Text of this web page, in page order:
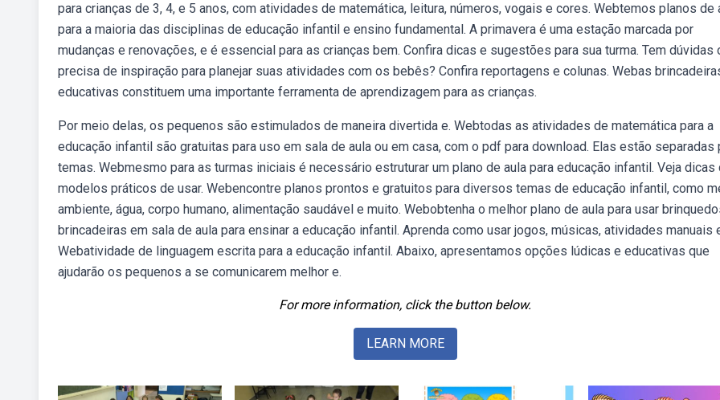
para crianças de 3, 4, e 5 anos, com atividades de matemática, leitura, números, vogais e cores. Webtemos planos de
para a maioria das disciplinas de educação infantil e ensino fundamental. A primavera é uma estação marcada por
mudanças e renovações, e é essencial para as crianças bem. Confira dicas e sugestões para sua turma. Tem dúvidas
precisa de inspiração para planejar suas atividades com os bebês? Confira reportagens e colunas. Webas
educativas constituem uma importante ferramenta de aprendizagem para as crianças.
Por meio delas, os pequenos são estimulados de maneira divertida e. Webtodas as atividades de matemática para a
educação infantil são gratuitas para uso em sala de aula ou em casa, com o pdf para download. Elas estão separadas
temas. Webmesmo para as turmas iniciais é necessário estruturar um plano de aula para educação infantil. Veja dicas
modelos práticos de usar. Webencontre planos prontos e gratuitos para diversos temas de educação infantil, como
ambiente, água, corpo humano, alimentação saudável e muito. Webobtenha o melhor plano de aula para usar
brincadeiras em sala de aula para ensinar a educação infantil. Aprenda como usar jogos, músicas, atividades manuais
Webatividade de linguagem escrita para a educação infantil. Abaixo, apresentamos opções lúdicas e educativas que
ajudarão os pequenos a se comunicarem melhor e.
For more information, click the button below.
LEARN MORE